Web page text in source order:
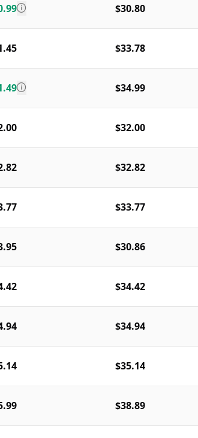
$30.80
$33.78
$34.99
$32.00
$32.82
$33.77
$30.86
$34.42
$34.94
$35.14
$38.89